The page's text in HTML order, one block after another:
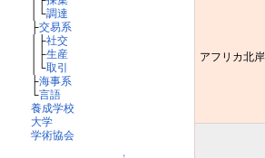
│└調達
├交易系
│├社交
│├生産
│└取引
├海事系
└言語
養成学校
大学
学術協会
↑
アフリカ北岸